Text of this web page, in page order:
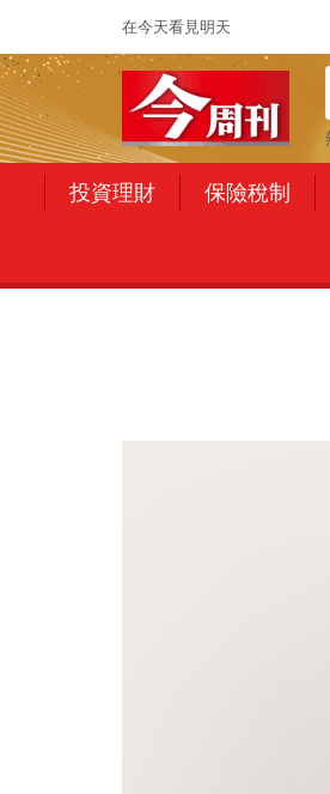
在今天看見明天
投資理財 保險稅制